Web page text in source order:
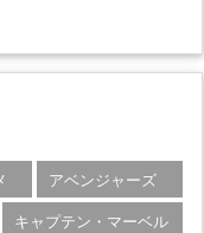
アベンジャーズ
キャプテン・マーベル